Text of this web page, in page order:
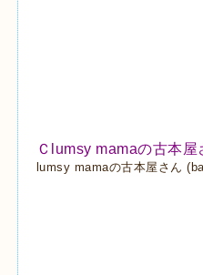
Ｃlumsy mamaの古本屋
lumsy mamaの古本屋さん